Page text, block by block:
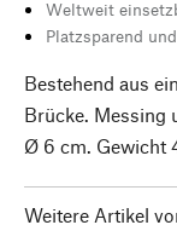
Weltweit
Platzsparend
Bestehend aus
Brücke. Messing
Ø 6 cm. Gewicht
Weitere Artikel